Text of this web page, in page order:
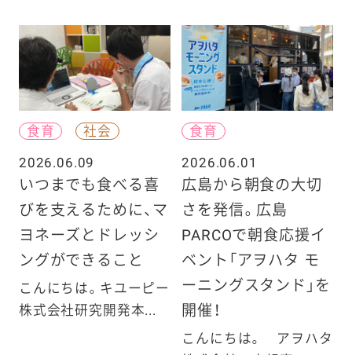
食育
社会
2026.06.09
いつまでも食べる喜
びを支えるために、マ
ヨネーズとドレッシ
ングができること
こんにちは。キユーピー
株式会社研究開発本...
食育
2026.06.01
広島から朝食の大切
さを発信。広島
PARCOで朝食応援イ
ベント「アヲハタ モ
ーニングスタンド」を
開催！
こんにちは。 アヲハタ